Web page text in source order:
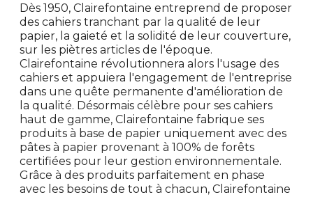
Dès 1950, Clairefontaine entreprend de proposer
des cahiers tranchant par la qualité de leur
papier, la gaieté et la solidité de leur couverture,
sur les piètres articles de l'époque.
Clairefontaine révolutionnera alors l'usage des
cahiers et appuiera l'engagement de l'entreprise
dans une quête permanente d'amélioration de
la qualité. Désormais célèbre pour ses cahiers
haut de gamme, Clairefontaine fabrique ses
produits à base de papier uniquement avec des
pâtes à papier provenant à 100% de forêts
certifiées pour leur gestion environnementale.
Grâce à des produits parfaitement en phase
avec les besoins de tout à chacun, Clairefontaine